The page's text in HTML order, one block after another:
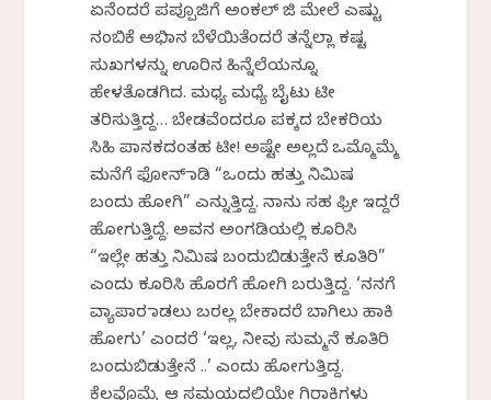
ಏನೆಂದರೆ ಪಪ್ಪೂಜಿಗೆ ಅಂಕಲ್ ಜಿ ಮೇಲೆ ಎಷ್ಟು
ನಂಬಿಕೆ ಅಭಿಮಾನ ಬೆಳೆಯಿತೆಂದರೆ ತನ್ನೆಲ್ಲಾ ಕಷ್ಟ
ಸುಖಗಳನ್ನು ಊರಿನ ಹಿನ್ನೆಲೆಯನ್ನೂ
ಹೇಳತೊಡಗಿದ. ಮಧ್ಯ ಮಧ್ಯೆ ಬೈಟು ಟೀ
ತರಿಸುತ್ತಿದ್ದ… ಬೇಡವೆಂದರೂ ಪಕ್ಕದ ಬೇಕರಿಯ
ಸಿಹಿ ಪಾನಕದಂತಹ ಟೀ! ಅಷ್ಟೇ ಅಲ್ಲದೆ ಒಮ್ಮೊಮ್ಮೆ
ಮನೆಗೆ ಫೋನ್ ಮಾಡಿ “ಒಂದು ಹತ್ತು ನಿಮಿಷ
ಬಂದು ಹೋಗಿ” ಎನ್ನುತ್ತಿದ್ದ. ನಾನು ಸಹ ಫ್ರೀ ಇದ್ದರೆ
ಹೋಗುತ್ತಿದ್ದೆ. ಅವನ ಅಂಗಡಿಯಲ್ಲಿ ಕೂರಿಸಿ
“ಇಲ್ಲೇ ಹತ್ತು ನಿಮಿಷ ಬಂದುಬಿಡುತ್ತೇನೆ ಕೂತಿರಿ”
ಎಂದು ಕೂರಿಸಿ ಹೊರಗೆ ಹೋಗಿ ಬರುತ್ತಿದ್ದ. ‘ನನಗೆ
ವ್ಯಾಪಾರ ಮಾಡಲು ಬರಲ್ಲ ಬೇಕಾದರೆ ಬಾಗಿಲು ಹಾಕಿ
ಹೋಗು’ ಎಂದರೆ ‘ಇಲ್ಲ, ನೀವು ಸುಮ್ಮನೆ ಕೂತಿರಿ
ಬಂದುಬಿಡುತ್ತೇನೆ ..’ ಎಂದು ಹೋಗುತ್ತಿದ್ದ.